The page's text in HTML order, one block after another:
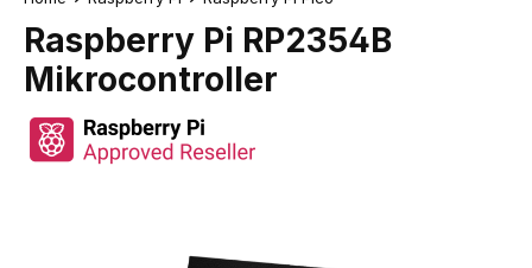
Raspberry Pi RP2354B
Mikrocontroller